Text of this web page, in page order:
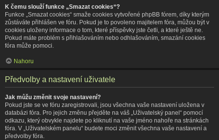
K čemu slouží funkce „Smazat cookies“?
Funkce „Smazat cookies“ smaže cookies vytvořené phpBB fórem, díky kterým
zůstáváte přihlášen ve fóru. Pokud je to povoleno majitelem fóra, můžou být v
cookies uloženy informace o tom, které příspěvky jste četli, a které ještě ne.
Pokud máte problém s přihlašováním nebo odhlašováním, smazání cookies
fóra může pomoci.
Nahoru
Předvolby a nastavení uživatele
Jak můžu změnit svoje nastavení?
Pokud jste se ve fóru zaregistrovali, jsou všechna vaše nastavení uložena v
databázi fóra. Pro jejich změnu přejděte na váš „Uživatelský panel“ pomocí
odkazu, který obvykle najdete po kliknutí na vaše jméno nahoře na stránkách
fóra. V „Uživatelském panelu“ budete moci změnit všechna vaše nastavení a
předvolby fóra.